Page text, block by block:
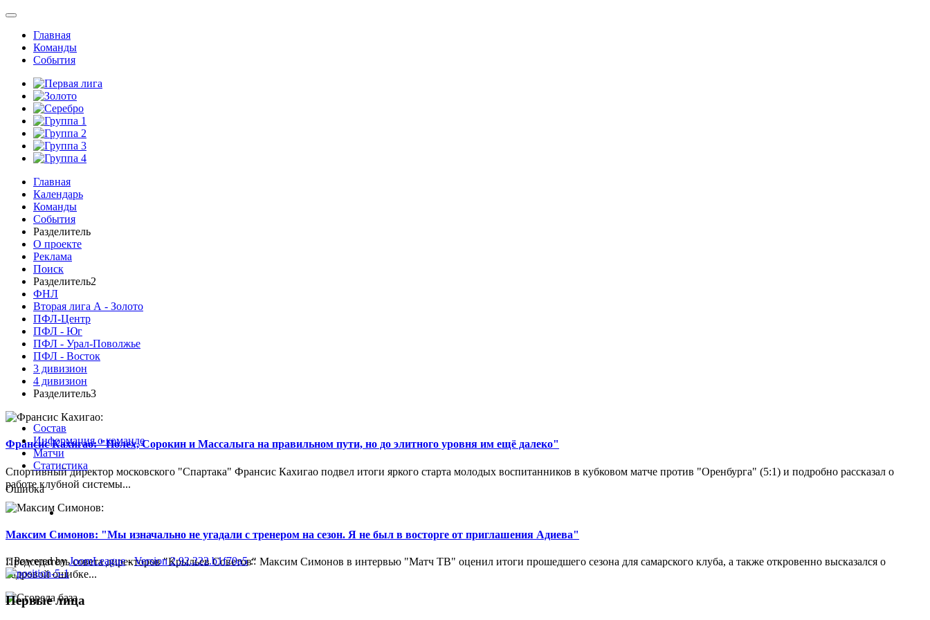
Главная
Команды
События
Главная
Календарь
Команды
События
Разделитель
О проекте
Реклама
Поиск
Разделитель2
ФНЛ
Вторая лига А - Золото
ПФЛ-Центр
ПФЛ - Юг
ПФЛ - Урал-Поволжье
ПФЛ - Восток
3 дивизион
4 дивизион
Разделитель3
Франсис Кахигао: "Полех, Сорокин и Массалыга на правильном пути, но до элитного уровня им ещё далеко"
Спортивный директор московского "Спартака" Франсис Кахигао подвел итоги яркого старта молодых воспитанников в кубковом матче против "Оренбурга" (5:1) и подробно рассказал о
работе клубной системы...
Максим Симонов: "Мы изначально не угадали с тренером на сезон. Я не был в восторге от приглашения Адиева"
Председатель совета директоров "Крыльев Советов" Максим Симонов в интервью "Матч ТВ" оценил итоги прошедшего сезона для самарского клуба, а также откровенно высказался о
кадровой ошибке...
Состав
Информация о команде
Матчи
Статистика
Ошибка
:: Powered byJoomLeague-Version 2.92.222.b1f70a5::
Первые лица